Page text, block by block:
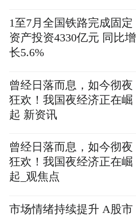
1至7月全国铁路完成固定
资产投资4330亿元 同比增
长5.6%
曾经日落而息，如今彻夜
狂欢！我国夜经济正在崛
起 新资讯
曾经日落而息，如今彻夜
狂欢！我国夜经济正在崛
起_观焦点
市场情绪持续提升 A股市